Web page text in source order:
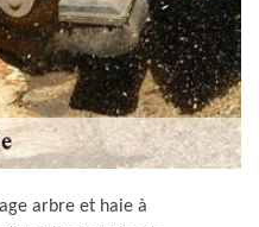
arbre et haie à